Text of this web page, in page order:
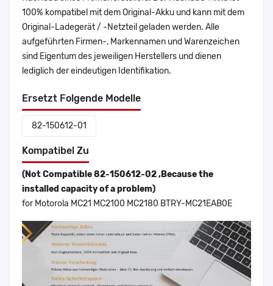
100% kompatibel mit dem Original-Akku und kann mit dem
Original-Ladegerät / -Netzteil geladen werden. Alle
aufgeführten Firmen-, Markennamen und Warenzeichen
sind Eigentum des jeweiligen Herstellers und dienen
lediglich der eindeutigen Identifikation.
Ersetzt Folgende Modelle
82-150612-01
Kompatibel Zu
(Not Compatible 82-150612-02 ,Because the
installed capacity of a problem)
for Motorola MC21 MC2100 MC2180 BTRY-MC21EAB0E